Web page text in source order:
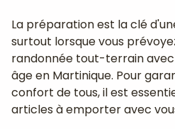
La préparation est la clé
surtout lorsque vous
randonnée tout-terrain
âge en Martinique. Pour
confort de tous, il est
articles à emporter avec